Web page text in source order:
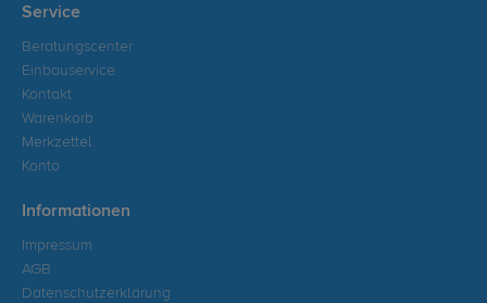
Service
Beratungscenter
Einbauservice
Kontakt
Warenkorb
Merkzettel
Konto
Informationen
Impressum
AGB
Datenschutzerklärung